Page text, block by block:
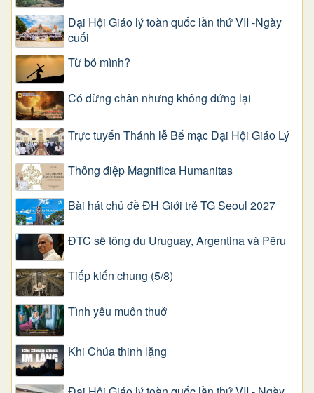
Đại Hội Giáo lý toàn quốc lần thứ VII -Ngày
cuối
Từ bỏ mình?
Có dừng chân nhưng không đứng lại
Trực tuyến Thánh lễ Bế mạc Đại Hội Giáo Lý
Thông điệp Magnifica Humanitas
Bài hát chủ đề ĐH Giới trẻ TG Seoul 2027
ĐTC sẽ tông du Uruguay, Argentina và Pêru
Tiếp kiến chung (5/8)
Tình yêu muôn thuở
Khi Chúa thinh lặng